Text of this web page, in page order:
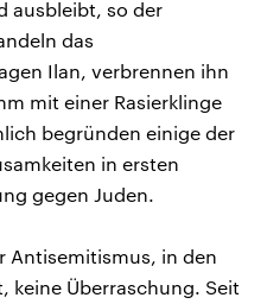
ausbleibt, so der
das
Ilan, verbrennen ihn
mit einer Rasierklinge
begründen einige der
in ersten
gegen Juden.
Antisemitismus, in den
keine Überraschung. Seit